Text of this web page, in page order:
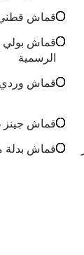
قماش
قماش بولي
الرسمية
قماش وردي
قماش
قماش